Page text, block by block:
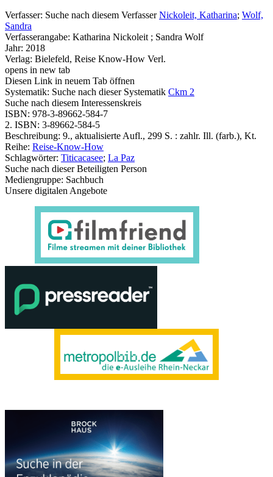
Verfasser: Suche nach diesem Verfasser Nickoleit, Katharina; Wolf,
Sandra
Verfasserangabe: Katharina Nickoleit ; Sandra Wolf
Jahr: 2018
Verlag: Bielefeld, Reise Know-How Verl.
opens in new tab
Diesen Link in neuem Tab öffnen
Systematik: Suche nach dieser Systematik Ckm 2
Suche nach diesem Interessenskreis
ISBN: 978-3-89662-584-7
2. ISBN: 3-89662-584-5
Beschreibung: 9., aktualisierte Aufl., 299 S. : zahlr. Ill. (farb.), Kt.
Reihe: Reise-Know-How
Schlagwörter: Titicacasee; La Paz
Suche nach dieser Beteiligten Person
Mediengruppe: Sachbuch
Unsere digitalen Angebote